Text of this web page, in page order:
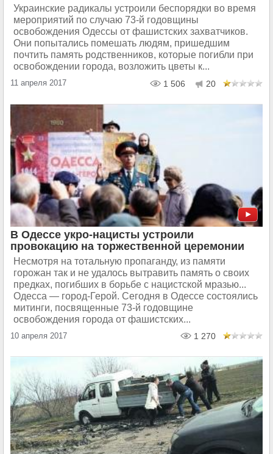
Украинские радикалы устроили беспорядки во время
мероприятий по случаю 73-й годовщины
освобождения Одессы от фашистских захватчиков.
Они попытались помешать людям, пришедшим
почтить память родственников, которые погибли при
освобождении города, возложить цветы к...
11 апреля 2017 1 506 20
В Одессе укро-нацисты устроили
провокацию на торжественной церемонии
Несмотря на тотальную пропаганду, из памяти
горожан так и не удалось вытравить память о своих
предках, погибших в борьбе с нацистской мразью...
Одесса — город-Герой. Сегодня в Одессе состоялись
митинги, посвященные 73-й годовщине
освобождения города от фашистских...
10 апреля 2017 1 270